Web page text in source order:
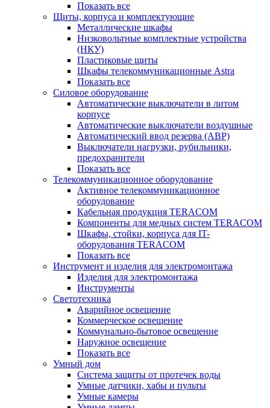
Показать все
Щиты, корпуса и комплектующие
Металлические шкафы
Низковольтные комплектные устройства
(НКУ)
Пластиковые щиты
Шкафы телекоммуникационные Astra
Показать все
Силовое оборудование
Автоматические выключатели в литом
корпусе
Автоматические выключатели воздушные
Автоматический ввод резерва (АВР)
Выключатели нагрузки, рубильники,
предохранители
Показать все
Телекоммуникационное оборудование
Активное телекоммуникационное
оборудование
Кабельная продукция TERACOM
Компоненты для медных систем TERACOM
Шкафы, стойки, корпуса для IT-
оборудования TERACOM
Показать все
Инструмент и изделия для электромонтажа
Изделия для электромонтажа
Инструменты
Светотехника
Аварийное освещение
Коммерческое освещение
Коммунально-бытовое освещение
Наружное освещение
Показать все
Умный дом
Система защиты от протечек воды
Умные датчики, хабы и пульты
Умные камеры